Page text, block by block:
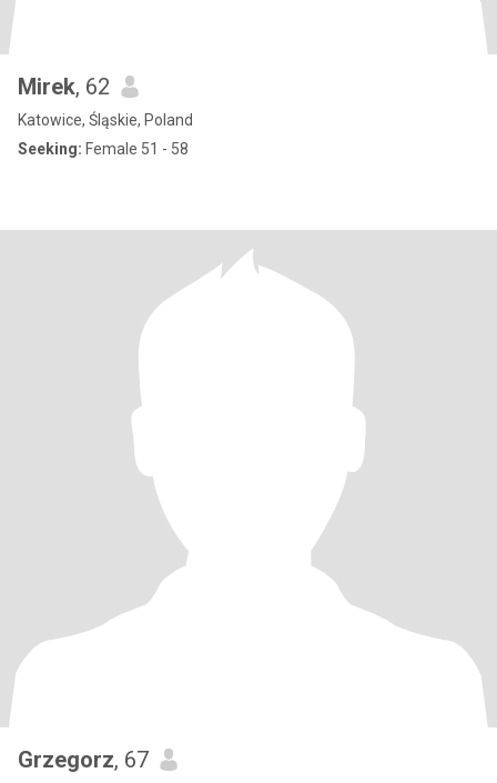
Mirek, 62
Katowice, Śląskie, Poland
Seeking: Female 51 - 58
Grzegorz, 67